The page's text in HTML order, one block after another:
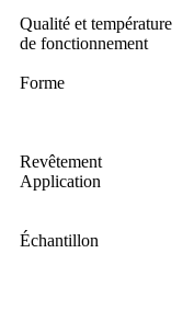
Qualité et température
de fonctionnement
Forme
Revêtement
Application
Échantillon